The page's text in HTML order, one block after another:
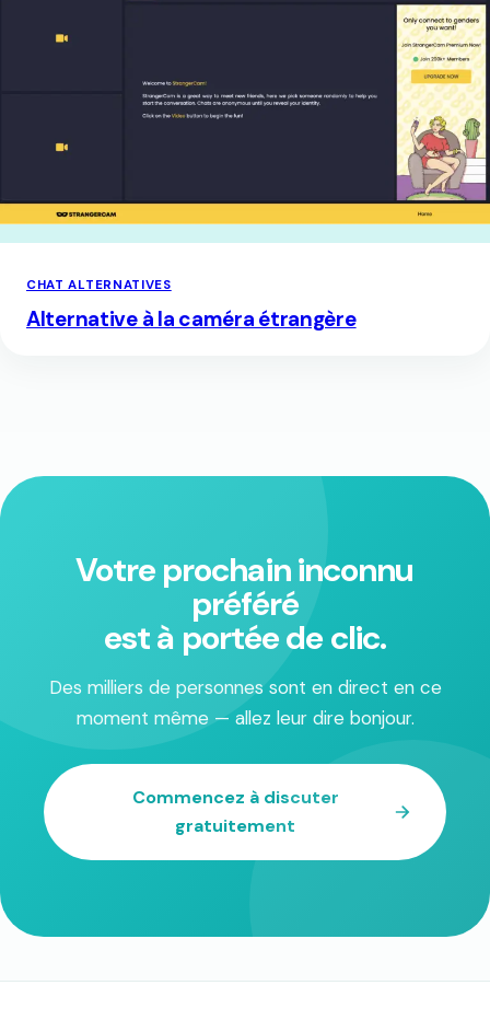
CHAT ALTERNATIVES
Alternative à la caméra étrangère
Votre prochain inconnu
préféré
est à portée de clic.
Des milliers de personnes sont en direct en ce
moment même — allez leur dire bonjour.
Commencez à discuter
gratuitement